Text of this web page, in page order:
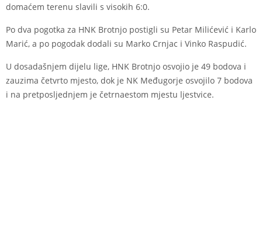
domaćem terenu slavili s visokih 6:0.
Po dva pogotka za HNK Brotnjo postigli su Petar Milićević i Karlo
Marić, a po pogodak dodali su Marko Crnjac i Vinko Raspudić.
U dosadašnjem dijelu lige, HNK Brotnjo osvojio je 49 bodova i
zauzima četvrto mjesto, dok je NK Međugorje osvojilo 7 bodova
i na pretposljednjem je četrnaestom mjestu ljestvice.